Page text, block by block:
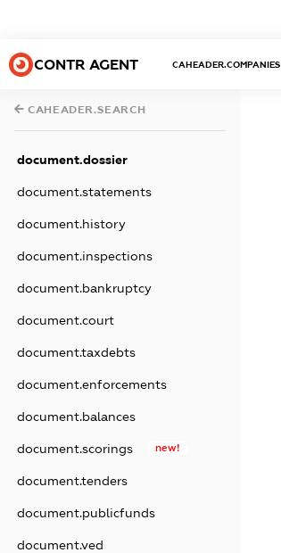
CONTR AGENT CAHEADER.COMPANIES
CAHEADER.SEARCH
document.dossier
document.statements
document.history
document.inspections
document.bankruptcy
document.court
document.taxdebts
document.enforcements
document.balances
document.scorings new!
document.tenders
document.publicfunds
document.ved